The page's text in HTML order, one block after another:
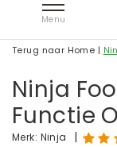
Menu
Terug naar Home |
Ninja
Functie
Merk: Ninja |